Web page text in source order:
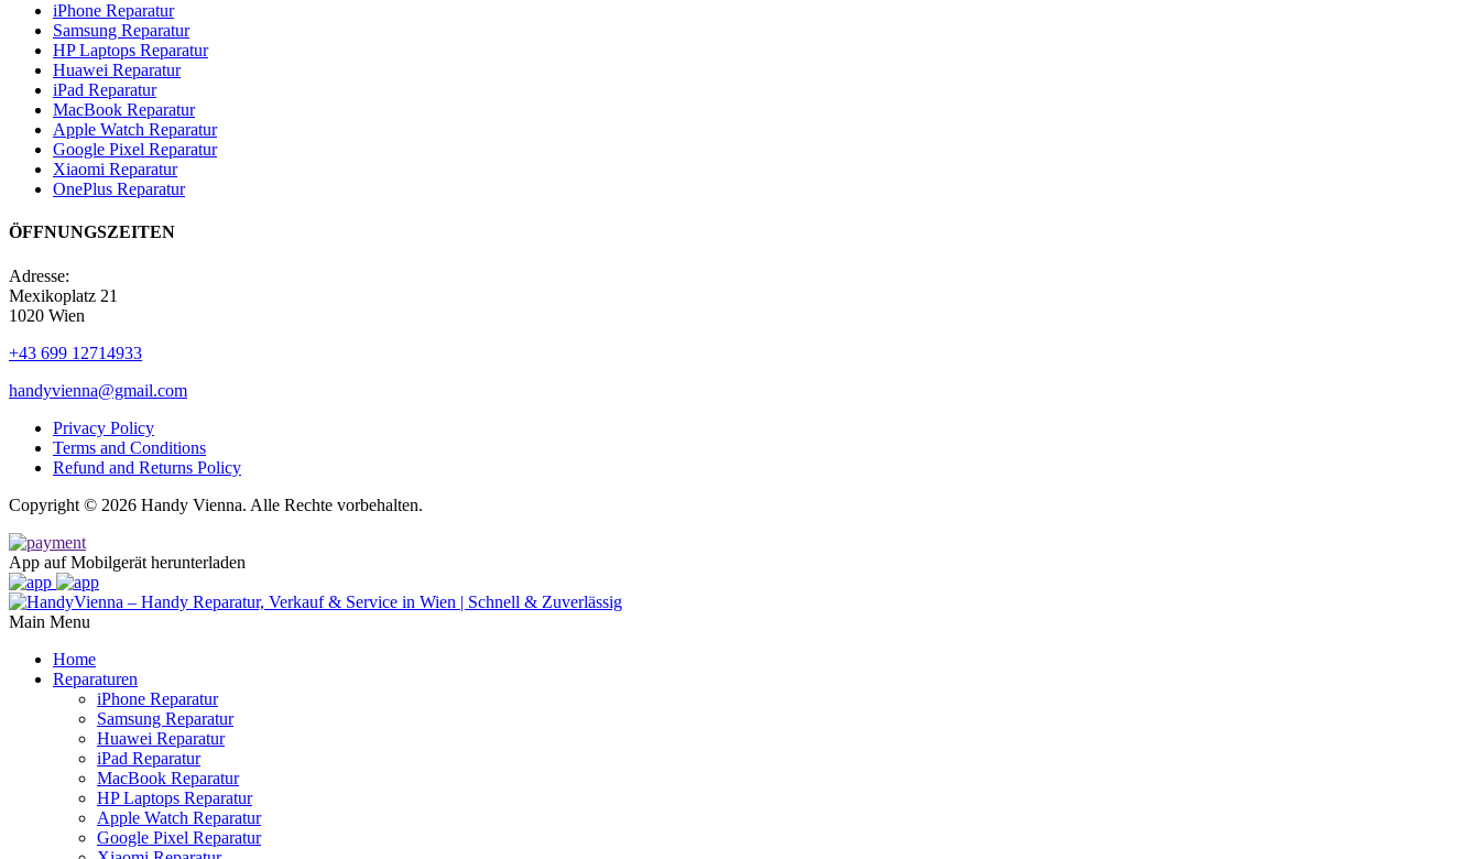
iPhone Reparatur
Samsung Reparatur
HP Laptops Reparatur
Huawei Reparatur
iPad Reparatur
MacBook Reparatur
Apple Watch Reparatur
Google Pixel Reparatur
Xiaomi Reparatur
OnePlus Reparatur
ÖFFNUNGSZEITEN
Adresse:
Mexikoplatz 21
1020 Wien
+43 699 12714933
handyvienna@gmail.com
Privacy Policy
Terms and Conditions
Refund and Returns Policy
Copyright © 2026 Handy Vienna. Alle Rechte vorbehalten.
App auf Mobilgerät herunterladen
Main Menu
Home
Reparaturen
iPhone Reparatur
Samsung Reparatur
Huawei Reparatur
iPad Reparatur
MacBook Reparatur
HP Laptops Reparatur
Apple Watch Reparatur
Google Pixel Reparatur